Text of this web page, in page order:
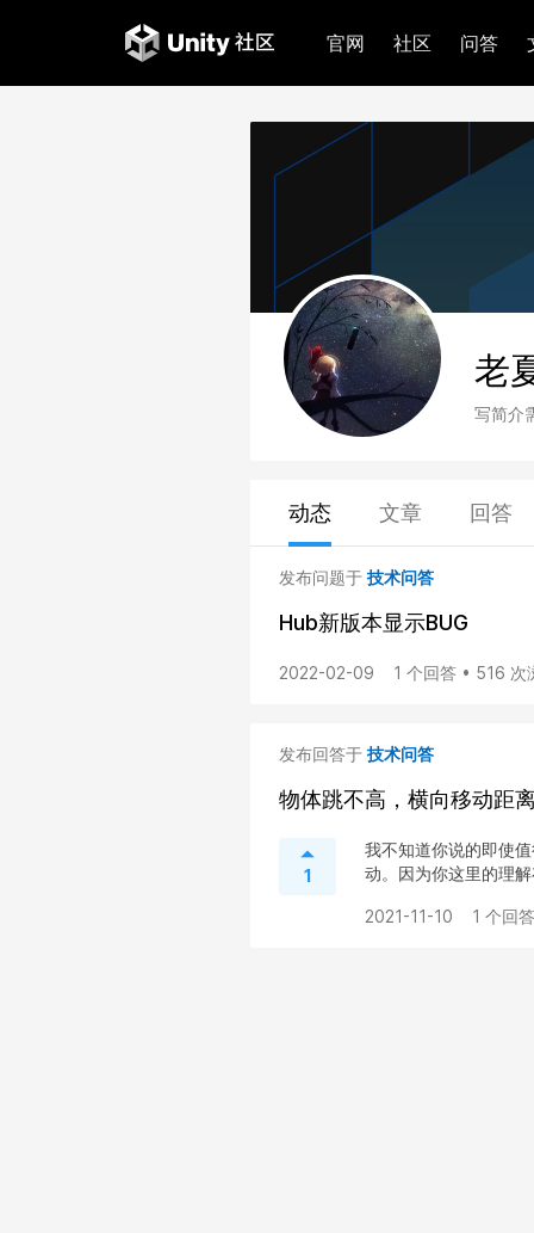
官网 社区 问答
老
写简介
动态 文章 回答
发布问题于 技术问答
Hub新版本显示BUG
2022-02-09 1 个回答 • 516 次
发布回答于 技术问答
物体跳不高，横向移动距
1
我不知道你说的即使
动。因为你这里的理
2021-11-10 1 个回